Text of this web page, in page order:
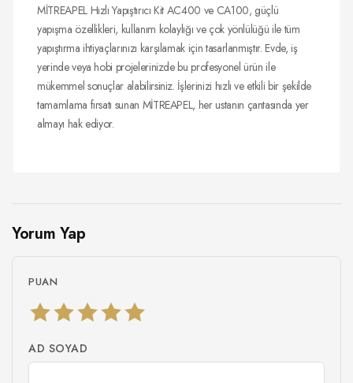
MİTREAPEL Hızlı Yapıştırıcı Kit AC400 ve CA100, güçlü
yapışma özellikleri, kullanım kolaylığı ve çok yönlülüğü ile tüm
yapıştırma ihtiyaçlarınızı karşılamak için tasarlanmıştır. Evde, iş
yerinde veya hobi projelerinizde bu profesyonel ürün ile
mükemmel sonuçlar alabilirsiniz. İşlerinizi hızlı ve etkili bir şekilde
tamamlama fırsatı sunan MİTREAPEL, her ustanın çantasında yer
almayı hak ediyor.
Yorum Yap
PUAN
AD SOYAD